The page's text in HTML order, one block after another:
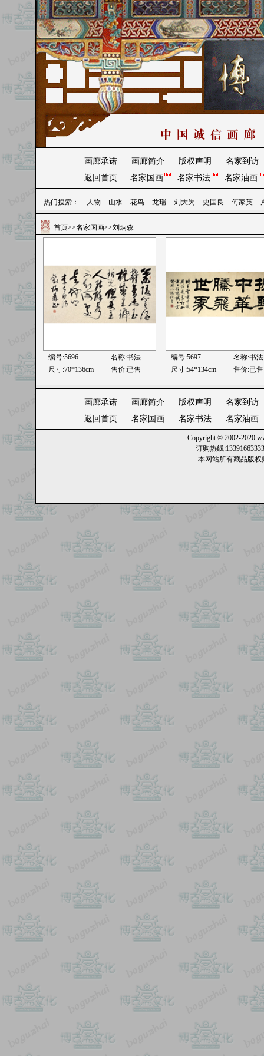
画廊承诺 画廊简介 版权声明
名家到访
返回首页
名家国画 名家书法 名家油画
热门搜索： 人物 山水 花鸟 龙瑞 刘大为 史国良 何家英
首页>>名家国画>>刘炳森
编号:5696
名称:书法
尺寸:70*136cm
售价:已售
编号:5697
名称:书法
尺寸:54*134cm
售价:已售
画廊承诺 画廊简介 版权声明
名家到访
返回首页
名家国画 名家书法 名家油画
Copyright © 2002-2020
订购热线
本网站所有藏品版